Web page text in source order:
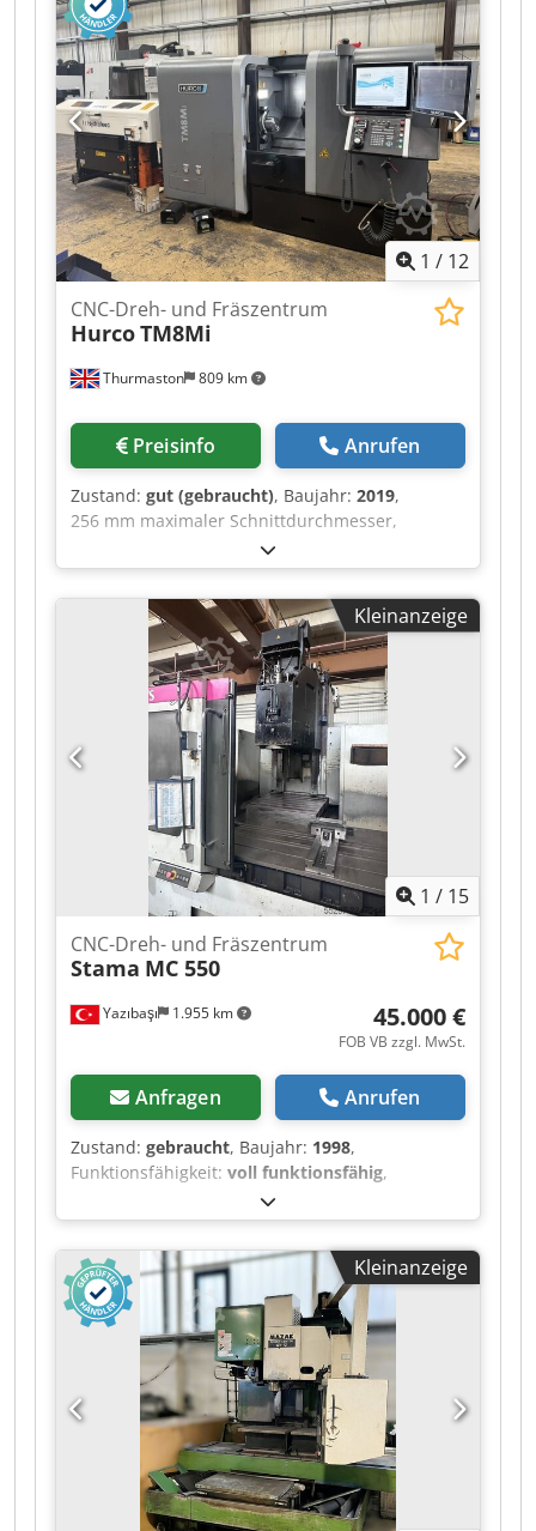
Hochdruckanlage, viel Zubehör
1 / 12
Thurmaston 809 km
CNC-Dreh- und Fräszentrum
HurcoTM8Mi
Preisinfo Anrufen
Zustand: gut (gebraucht), Baujahr: 2019,
256 mm maximaler Schnittdurchmesser,
455 mm maximale Drehlänge, 4.000 U/min
Spindeldrehzahl, 51 mm Stangenkapazität, 12-
fach-VDI-Revolver, Fräsgeschwindigkeit
5.000 U/min, 16 kW Spindelmotor, Hurco WinMax
5-Steuerung, Dsdpozrfnujfx Ai Tekr
Mitlaufmitnehmer, Werkzeugvoreinstellgerät,
Späneförderer, Fangvorrichtung für Werkstücke,
Stangenladevorrichtung.
Kleinanzeige
1 / 15
Yazıbaşı 1.955 km
CNC-Dreh- und Fräszentrum
Stama MC 550
45.000 €
FOB VB zzgl. MwSt.
Anfragen Anrufen
Zustand: gebraucht, Baujahr: 1998,
Funktionsfähigkeit: voll funktionsfähig,
Maschinen-/Fahrzeugnummer:
Leistung des Spindelmotors:30.000 W,
Verfahrweg X-Achse:3.000 mm, Verfahrweg Y-
Achse:1.000 mm, Verfahrweg Z-Achse:700 mm,
Art des Eingangsstroms:Drehstrom ,
Vorschubgeschwindigkeit X-Achse:20 m/min
Vorschubgeschwindigkeit Y-Achse:20 m/min
Vorschubgeschwindigkeit Z-Achse:20 m/min
Gesamthöhe:3.800 mm , Gesamtlänge:
mm
, Gesamtbreite:7.300 mm, Abstand
Tischmitte zu Spindelnase:950 mm
Gesamtgewicht:29.000 kg, Eingangsspannung:
, Werkstücklänge (max.):3.000 mm,
Werkstückbreite (max.):1.000 mm,
Kleinanzeige